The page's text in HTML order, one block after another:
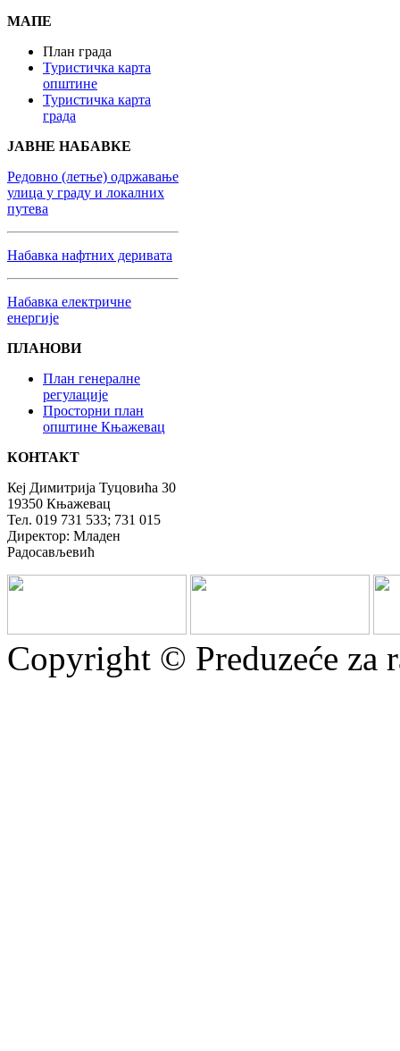
МАПЕ
План града
Туристичка карта
општине
Туристичка карта
града
ЈАВНЕ НАБАВКЕ
Редовно (летње) одржавање
улица у граду и локалних
путева
Набaвка нафтних деривата
Набавка електричне
енергије
ПЛАНОВИ
План генералне
регулације
Просторни план
општине Књажевац
КОНТАКТ
Кеј Димитрија Туцовића 30
19350 Књажевац
Тел. 019 731 533; 731 015
Директор: Младен
Радосављевић
Copyright © Preduzeće za